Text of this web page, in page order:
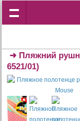
➜ Пляжний
6521/01)